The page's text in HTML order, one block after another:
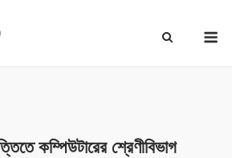
কম্পিউটারের শ্রেণীবিভাগ